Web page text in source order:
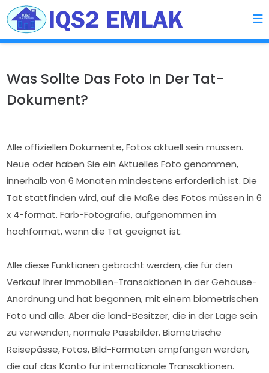
Was Sollte Das Foto In Der Tat-
Dokument?
Alle offiziellen Dokumente, Fotos aktuell sein müssen.
Neue oder haben Sie ein Aktuelles Foto genommen,
innerhalb von 6 Monaten mindestens erforderlich ist. Die
Tat stattfinden wird, auf die Maße des Fotos müssen in 6
x 4-format. Farb-Fotografie, aufgenommen im
hochformat, wenn die Tat geeignet ist.
Alle diese Funktionen gebracht werden, die für den
Verkauf Ihrer Immobilien-Transaktionen in der Gehäuse-
Anordnung und hat begonnen, mit einem biometrischen
Foto und alle. Aber die land-Besitzer, die in der Lage sein
zu verwenden, normale Passbilder. Biometrische
Reisepässe, Fotos, Bild-Formaten empfangen werden,
die auf das Konto für internationale Transaktionen.